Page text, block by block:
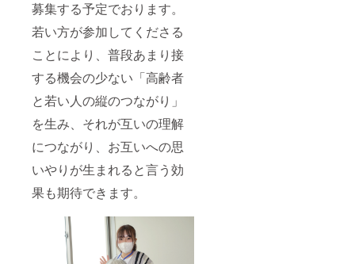
募集する予定でおります。
若い方が参加してくださる
ことにより、普段あまり接
する機会の少ない「高齢者
と若い人の縦のつながり」
を生み、それが互いの理解
につながり、お互いへの思
いやりが生まれると言う効
果も期待できます。